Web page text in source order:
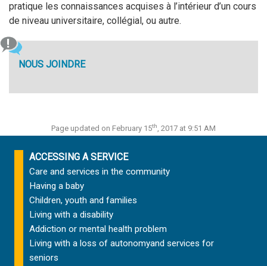
pratique les connaissances acquises à l’intérieur d’un cours
de niveau universitaire, collégial, ou autre.
NOUS JOINDRE
Page updated on February 15th, 2017 at 9:51 AM
ACCESSING A SERVICE
Care and services in the community
Having a baby
Children, youth and families
Living with a disability
Addiction or mental health problem
Living with a loss of autonomyand services for
seniors